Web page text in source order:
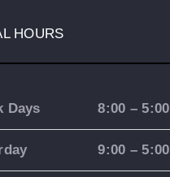
HOURS
Days 8:00 – 5:00
9:00 – 5:00